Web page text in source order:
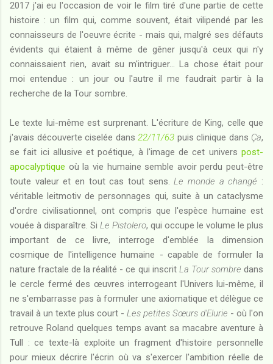
2017 j'ai eu l'occasion de voir le film tiré d'une partie de cette
histoire : un film qui, comme souvent, était vilipendé par les
connaisseurs de l'oeuvre écrite - mais qui, malgré ses défauts
évidents qui étaient à même de gêner jusqu'à ceux qui n'y
connaissaient rien, avait su m'intriguer... La chose était pour
moi entendue : un jour ou l'autre il me faudrait partir à la
recherche de la Tour sombre.
Le texte lui-même est surprenant. L'écriture de King, celle que
j'avais découverte ciselée dans 22/11/63 puis clinique dans Ça,
se fait ici allusive et poétique, à l'image de cet univers post-
apocalyptique où la vie humaine semble avoir perdu peut-être
toute valeur et en tout cas tout sens.Le monde a changé :
véritable leitmotiv de personnages qui, suite à un cataclysme
d'ordre civilisationnel, ont compris que l'espèce humaine est
vouée à disparaître. Si Le Pistolero, qui occupe le volume le plus
important de ce livre, interroge d'emblée la dimension
cosmique de l'intelligence humaine - capable de formuler la
nature fractale de la réalité - ce qui inscrit La Tour sombre dans
le cercle fermé des œuvres interrogeant l'Univers lui-même, il
ne s'embarrasse pas à formuler une axiomatique et délègue ce
travail à un texte plus court - Les petites Sœurs d'Elurie - où l'on
retrouve Roland quelques temps avant sa macabre aventure à
Tull : ce texte-là exploite un fragment d'histoire personnelle
pour mieux décrire l'écrin où va s'exercer l'ambition réelle de